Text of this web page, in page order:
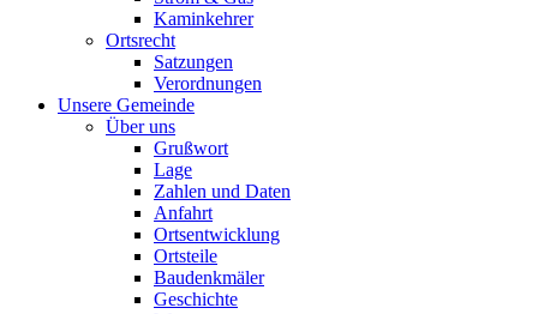
Kaminkehrer
Ortsrecht
Satzungen
Verordnungen
Unsere Gemeinde
Über uns
Grußwort
Lage
Zahlen und Daten
Anfahrt
Ortsentwicklung
Ortsteile
Baudenkmäler
Geschichte